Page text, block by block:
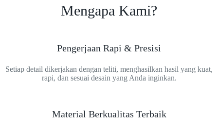
Mengapa Kami?
Pengerjaan Rapi & Presisi
Setiap detail dikerjakan dengan teliti, menghasilkan hasil yang kuat,
rapi, dan sesuai desain yang Anda inginkan.
Material Berkualitas Terbaik